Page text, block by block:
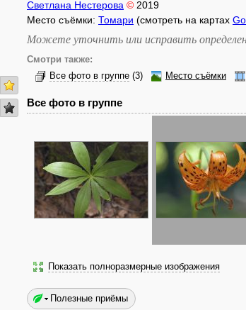
Светлана Нестерова © 2019
Место съёмки: Томари (смотреть на картах
Можете уточнить или исправить
Смотри также:
Все фото в группе (3) Место съёмки
Все фото в группе
Показать полноразмерные изображения
Полезные приёмы